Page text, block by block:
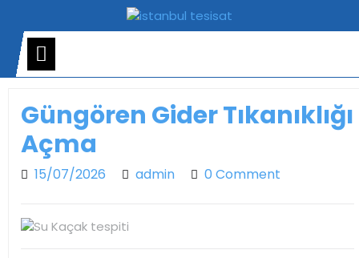
content
Güngören Gider Tıkanıklığı
Açma
15/07/2026 15/07/2026
adminadmin0 Comment